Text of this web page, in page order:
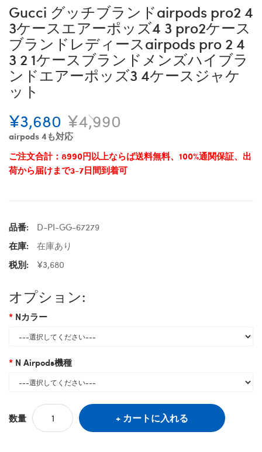
Gucci グッチブランドairpods pro2 4
3ケースエアーポッズ4 3 pro2ケース
ブランドレディースairpods pro 2 4
3 2 1ケースブランドメンズハイブラ
ンドエアーポッズ3 4ケースジャケ
ット
¥3,680 ¥4,990
airpods 4も対応
ご注文合計：8990円以上ならば送料無料、100%通関保証、出
荷から届けまで3-7日間到着可
品番:
D-PI-GG-67279
在庫:
在庫あり
税別:
¥3,680
オプション:
Nカラー
N Airpods機種
数量 カートに入れる